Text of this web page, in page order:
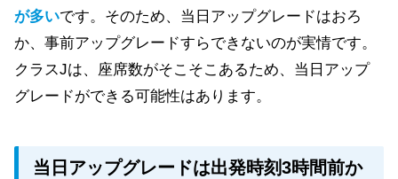
が多いです。そのため、当日アップグレードはおろ
か、事前アップグレードすらできないのが実情です。
クラスJは、座席数がそこそこあるため、当日アップ
グレードができる可能性はあります。
当日アップグレードは出発時刻3時間前か